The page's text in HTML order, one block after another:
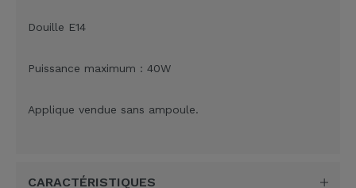
Douille E14
Puissance maximum : 40W
Applique vendue sans ampoule.
CARACTÉRISTIQUES